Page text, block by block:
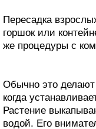
Пересадка
горшок или
же процедуры с
Обычно это делают
когда
Растение
водой. Его